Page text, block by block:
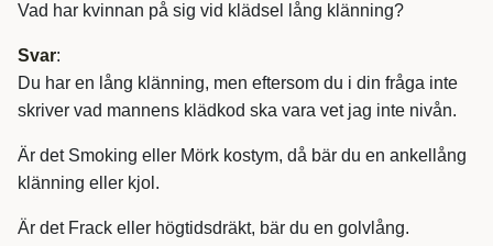
Vad har kvinnan på sig vid klädsel lång klänning?
Svar:
Du har en lång klänning, men eftersom du i din fråga inte
skriver vad mannens klädkod ska vara vet jag inte nivån.
Är det Smoking eller Mörk kostym, då bär du en ankellång
klänning eller kjol.
Är det Frack eller högtidsdräkt, bär du en golvlång.